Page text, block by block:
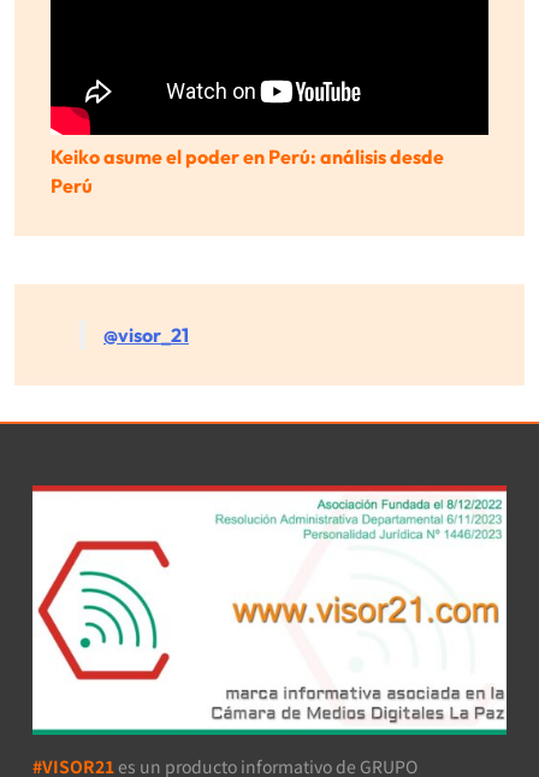
Keiko asume el poder en Perú: análisis desde
Perú
@visor_21
#VISOR21 es un producto informativo de GRUPO